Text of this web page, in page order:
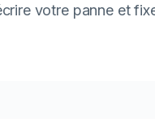
votre panne et